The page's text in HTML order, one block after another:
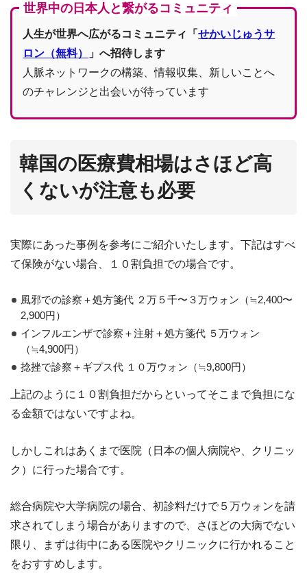
世界中の日本人と繋がるコミュニティ
人生が世界へ広がるコミュニティ「せかいじゅうサ
ロン（無料）
」へ招待します
人脈ネットワークの構築、情報収集、新しいことへ
のチャレンジと出会いが待っています
韓国の医療費相場はさほど高
くないが注意も必要
実際にあった事例を参考にご紹介いたします。下記はすべ
て保険がない場合、１０割負担での場合です。
風邪での診察＋処方箋代 ２万５千〜３万ウォン（≒2,400〜
2,900円）
インフルエンザで診察＋注射＋処方箋代 ５万ウォン
（≒4,900円）
捻挫で診察＋ギプス代 １０万ウォン（≒9,800円）
上記のように１０割負担だからといってそこまで負担にな
る金額ではないですよね。
しかしこれはあくまで医院（日本の個人病院や、クリニッ
ク）に行った場合です。
総合病院や大学病院の場合、初診料だけで５万ウォンを請
求されてしまう場合がありますので、さほどの大病でない
限り、まずは街中にある医院やクリニックに行かれること
をおすすめします。